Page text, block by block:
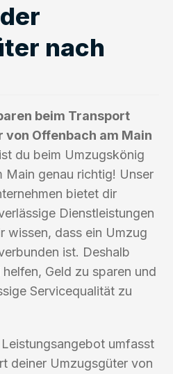
nach
beim Transport
Offenbach am Main
du beim Umzugskönig
Main genau richtig! Unser
bietet dir
Dienstleistungen
wissen, dass ein Umzug
ist. Deshalb
Geld zu sparen und
Servicequalität zu
umfasst
deiner Umzugsgüter von